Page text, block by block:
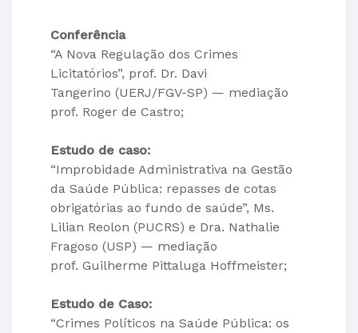
Conferência
“A Nova Regulação dos Crimes
Licitatórios”, prof. Dr. Davi
Tangerino (UERJ/FGV-SP) — mediação
prof. Roger de Castro;
Estudo de caso:
“Improbidade Administrativa na Gestão
da Saúde Pública: repasses de cotas
obrigatórias ao fundo de saúde”, Ms.
Lilian Reolon (PUCRS) e Dra. Nathalie
Fragoso (USP) — mediação
prof. Guilherme Pittaluga Hoffmeister;
Estudo de Caso:
“Crimes Políticos na Saúde Pública: os